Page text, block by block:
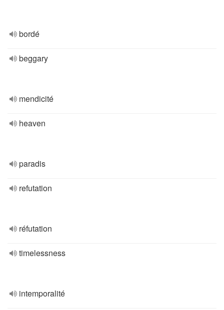
bordé
beggary
mendicité
heaven
paradis
refutation
réfutation
timelessness
intemporalité